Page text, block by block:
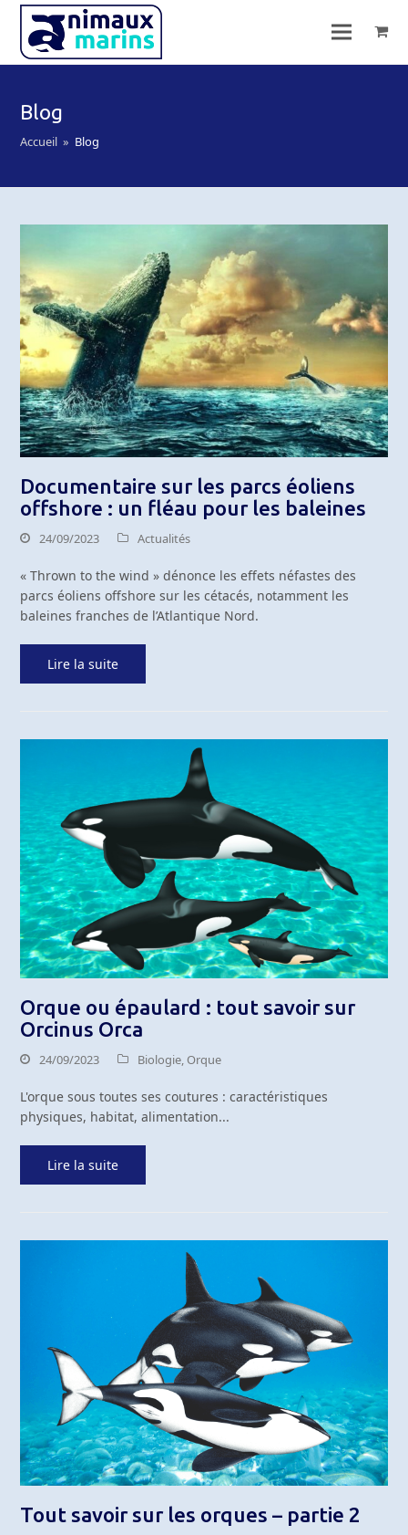
Blog
Accueil » Blog
Documentaire sur les parcs éoliens
offshore : un fléau pour les baleines
24/09/2023 Actualités
« Thrown to the wind » dénonce les effets néfastes des
parcs éoliens offshore sur les cétacés, notamment les
baleines franches de l’Atlantique Nord.
Lire la suite
Orque ou épaulard : tout savoir sur
Orcinus Orca
24/09/2023 Biologie,Orque
L'orque sous toutes ses coutures : caractéristiques
physiques, habitat, alimentation...
Lire la suite
Tout savoir sur les orques – partie 2